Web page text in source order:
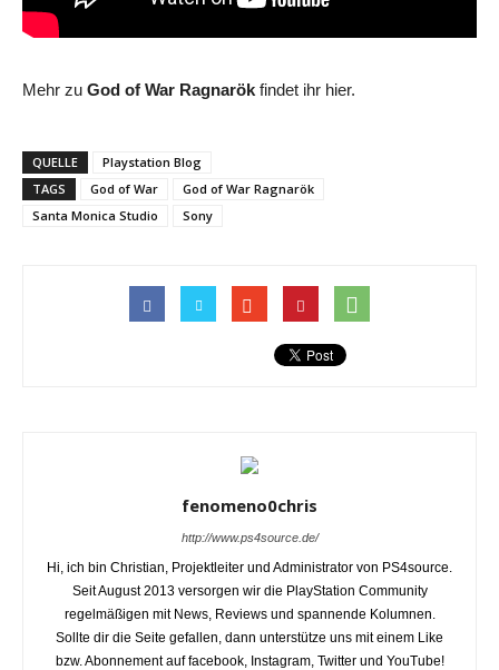
Mehr zu God of War Ragnarök findet ihr hier.
QUELLE
Playstation Blog
TAGS
God of War
God of War Ragnarök
Santa Monica Studio
Sony
fenomeno0chris
http://www.ps4source.de/
Hi, ich bin Christian, Projektleiter und Administrator von PS4source.
Seit August 2013 versorgen wir die PlayStation Community
regelmäßigen mit News, Reviews und spannende Kolumnen.
Sollte dir die Seite gefallen, dann unterstütze uns mit einem Like
bzw. Abonnement auf facebook, Instagram, Twitter und YouTube!